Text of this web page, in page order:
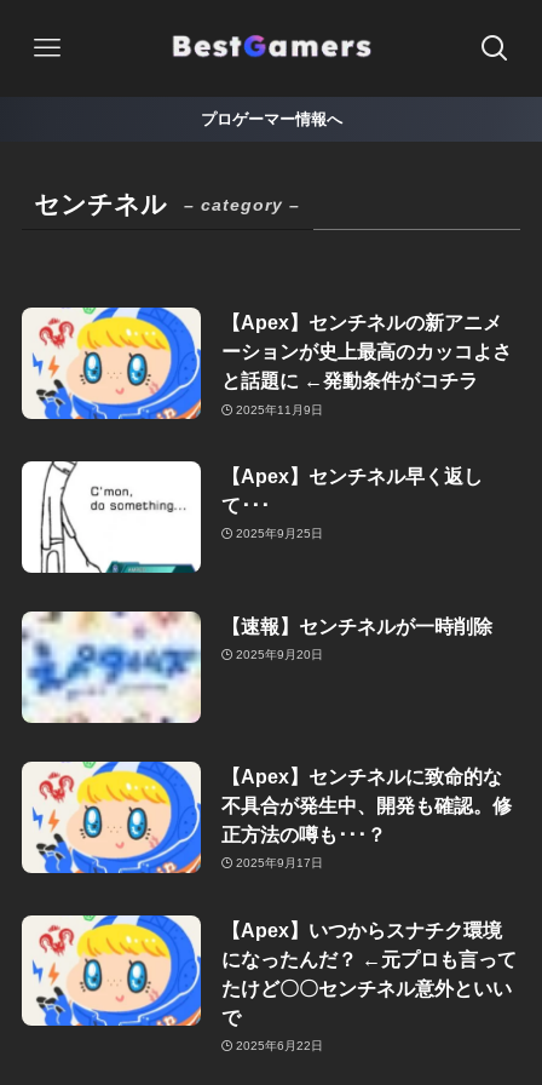
プロゲーマー情報へ
センチネル – category –
【Apex】センチネルの新アニメ
ーションが史上最高のカッコよさ
と話題に ←発動条件がコチラ
2025年11月9日
【Apex】センチネル早く返し
て･･･
2025年9月25日
【速報】センチネルが一時削除
2025年9月20日
【Apex】センチネルに致命的な
不具合が発生中、開発も確認。修
正方法の噂も･･･？
2025年9月17日
【Apex】いつからスナチク環境
になったんだ？ ←元プロも言って
たけど〇〇センチネル意外といい
で
2025年6月22日